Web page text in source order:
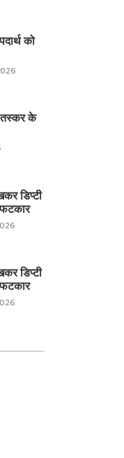
को
तस्कर के
डिप्टी
डिप्टी